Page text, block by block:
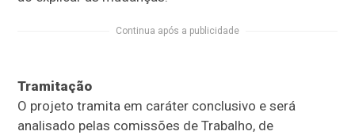
Continua após a publicidade
Tramitação
O projeto tramita em caráter conclusivo e será
analisado pelas comissões de Trabalho, de